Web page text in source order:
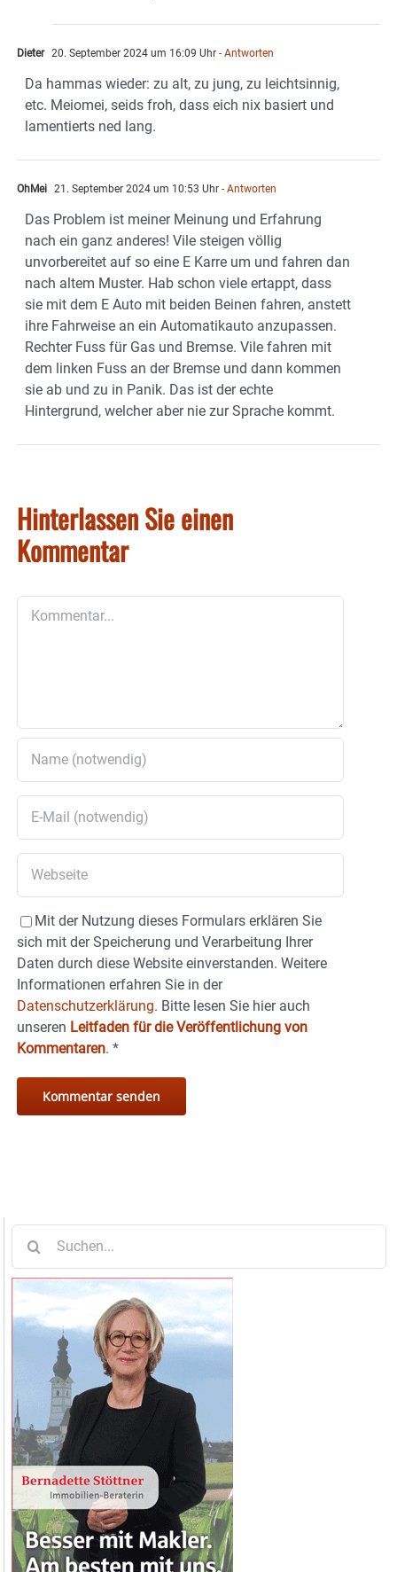
Dieter 20. September 2024 um 16:09 Uhr - Antworten
Da hammas wieder: zu alt, zu jung, zu leichtsinnig,
etc. Meiomei, seids froh, dass eich nix basiert und
lamentierts ned lang.
OhMei 21. September 2024 um 10:53 Uhr - Antworten
Das Problem ist meiner Meinung und Erfahrung
nach ein ganz anderes! Vile steigen völlig
unvorbereitet auf so eine E Karre um und fahren dan
nach altem Muster. Hab schon viele ertappt, dass
sie mit dem E Auto mit beiden Beinen fahren, anstett
ihre Fahrweise an ein Automatikauto anzupassen.
Rechter Fuss für Gas und Bremse. Vile fahren mit
dem linken Fuss an der Bremse und dann kommen
sie ab und zu in Panik. Das ist der echte
Hintergrund, welcher aber nie zur Sprache kommt.
Hinterlassen Sie einen
Kommentar
Mit der Nutzung dieses Formulars erklären Sie
sich mit der Speicherung und Verarbeitung Ihrer
Daten durch diese Website einverstanden. Weitere
Informationen erfahren Sie in der
Datenschutzerklärung. Bitte lesen Sie hier auch
unseren Leitfaden für die Veröffentlichung von
Kommentaren. *
nach: